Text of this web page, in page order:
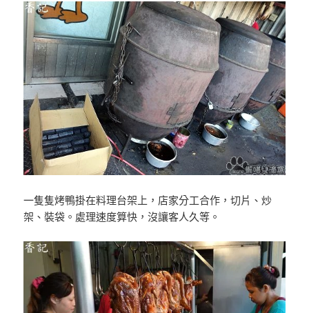
一隻隻烤鴨掛在料理台架上，店家分工合作，切片、炒
架、裝袋。處理速度算快，沒讓客人久等。